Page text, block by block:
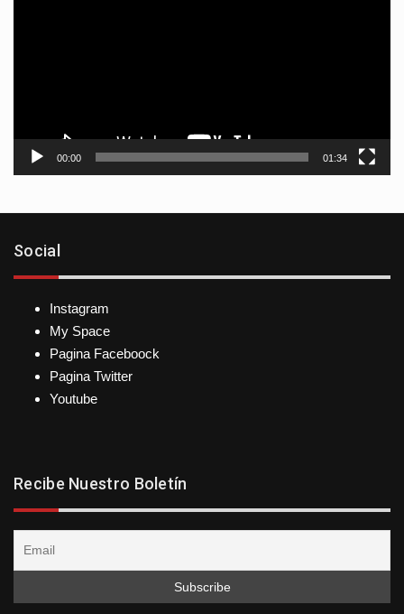
00:00 01:34
Social
Instagram
My Space
Pagina Faceboock
Pagina Twitter
Youtube
Recibe Nuestro Boletín